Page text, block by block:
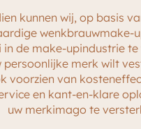
kunnen wij, op basis
wenkbrauwmake-
in de make-upindustrie te
persoonlijke merk wilt
voorzien van
en kant-en-klare
uw merkimago te